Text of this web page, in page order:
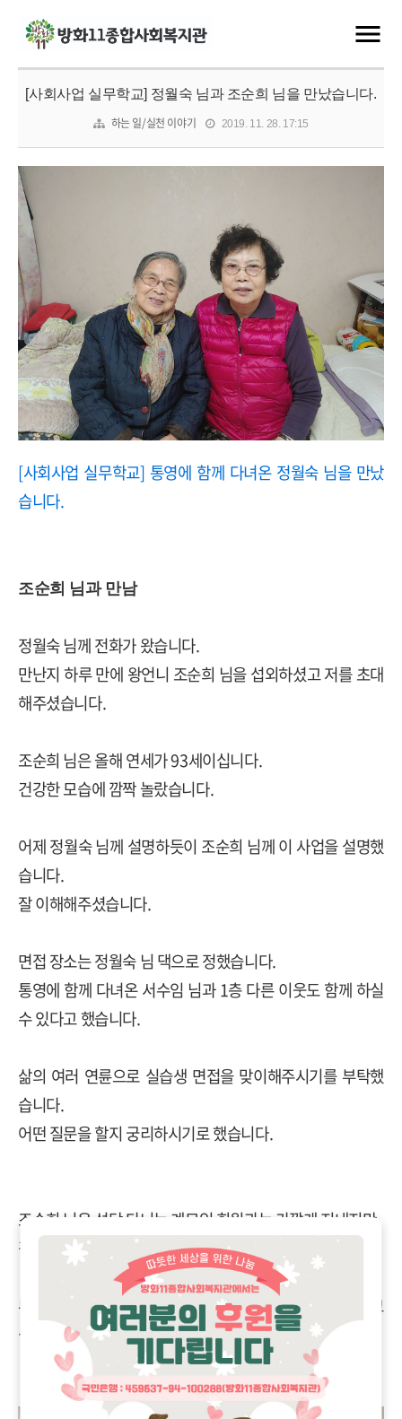
[사회사업 실무학교] 정월숙 님과 조순희 님을 만났습니다.
하는 일/실천 이야기 2019. 11. 28. 17:15
[사회사업 실무학교] 통영에 함께 다녀온 정월숙 님을 만났
습니다.
조순희 님과 만남
정월숙 님께 전화가 왔습니다.
만난지 하루 만에 왕언니 조순희 님을 섭외하셨고 저를 초대
해주셨습니다.
조순희 님은 올해 연세가 93세이십니다.
건강한 모습에 깜짝 놀랐습니다.
어제 정월숙 님께 설명하듯이 조순희 님께 이 사업을 설명했
습니다.
잘 이해해주셨습니다.
면접 장소는 정월숙 님 댁으로 정했습니다.
통영에 함께 다녀온 서수임 님과 1층 다른 이웃도 함께 하실
수 있다고 했습니다.
삶의 여러 연륜으로 실습생 면접을 맞이해주시기를 부탁했
습니다.
어떤 질문을 할지 궁리하시기로 했습니다.
조순희 님은 성당 다니는 계모임 회원과는 가깝게 지내지만
같은 층 이웃과는 잘 모른다고 하셨습니다.
부담되시지 않는 만큼, 이웃과 함께 만나는 자리를 주선하고
싶습니다.